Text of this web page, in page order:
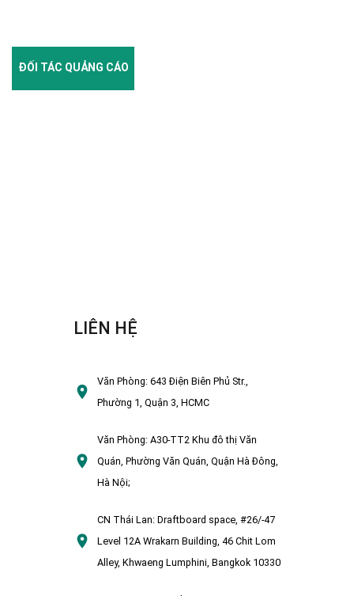
ĐỐI TÁC QUẢNG CÁO
LIÊN HỆ
Văn Phòng:643 Điện Biên Phủ Str.,
Phường 1, Quận 3, HCMC
Văn Phòng:A30-TT2 Khu đô thị Văn
Quán, Phường Văn Quán, Quận Hà Đông,
Hà Nội;
CN Thái Lan: Draftboard space, #26/-47
Level 12A Wrakarn Building, 46 Chit Lom
Alley, Khwaeng Lumphini, Bangkok 10330